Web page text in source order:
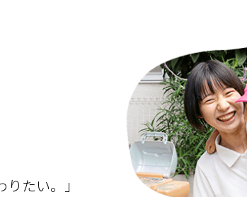
たい。」